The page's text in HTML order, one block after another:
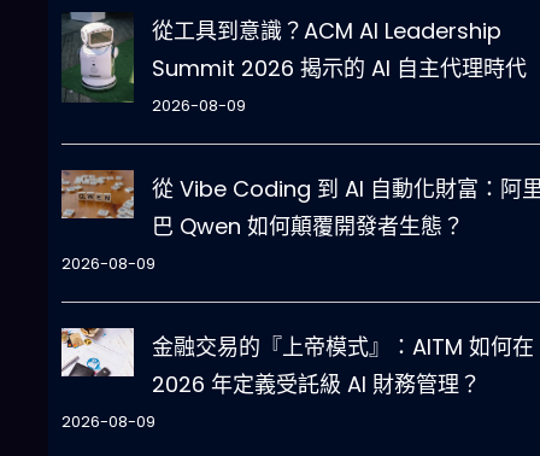
從工具到意識？ACM AI Leadership
Summit 2026 揭示的 AI 自主代理時代
2026-08-09
從 Vibe Coding 到 AI 自動化財富：阿
巴 Qwen 如何顛覆開發者生態？
2026-08-09
金融交易的『上帝模式』：AITM 如何在
2026 年定義受託級 AI 財務管理？
2026-08-09